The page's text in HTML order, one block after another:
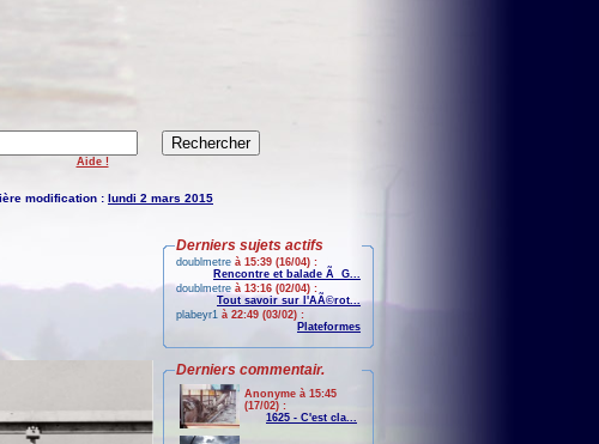
Aide !
modification : lundi 2 mars 2015
Derniers sujets actifs
doublmetre à 15:39 (16/04) :
Rencontre et balade Ã G...
doublmetre à 13:16 (02/04) :
Tout savoir sur l'AÃ©rot...
plabeyr1 à 22:49 (03/02) :
Plateformes
Derniers commentair.
Anonyme à 15:45
(17/02) :
1625 - C'est cla...